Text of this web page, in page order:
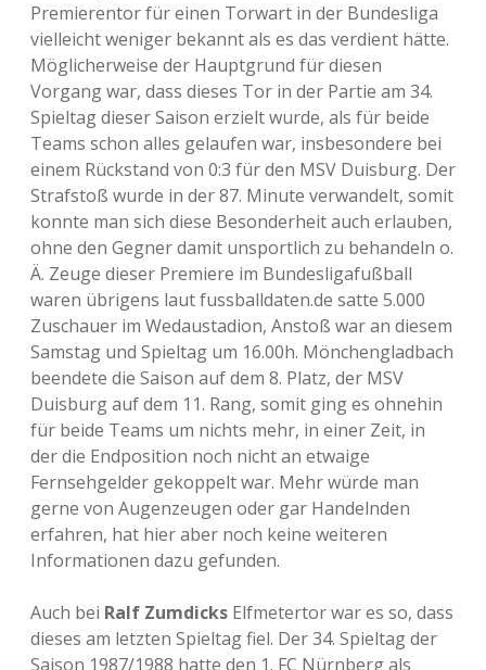
Premierentor für einen Torwart in der Bundesliga
vielleicht weniger bekannt als es das verdient hätte.
Möglicherweise der Hauptgrund für diesen
Vorgang war, dass dieses Tor in der Partie am 34.
Spieltag dieser Saison erzielt wurde, als für beide
Teams schon alles gelaufen war, insbesondere bei
einem Rückstand von 0:3 für den MSV Duisburg. Der
Strafstoß wurde in der 87. Minute verwandelt, somit
konnte man sich diese Besonderheit auch erlauben,
ohne den Gegner damit unsportlich zu behandeln o.
Ä. Zeuge dieser Premiere im Bundesligafußball
waren übrigens laut fussballdaten.de satte 5.000
Zuschauer im Wedaustadion, Anstoß war an diesem
Samstag und Spieltag um 16.00h. Mönchengladbach
beendete die Saison auf dem 8. Platz, der MSV
Duisburg auf dem 11. Rang, somit ging es ohnehin
für beide Teams um nichts mehr, in einer Zeit, in
der die Endposition noch nicht an etwaige
Fernsehgelder gekoppelt war. Mehr würde man
gerne von Augenzeugen oder gar Handelnden
erfahren, hat hier aber noch keine weiteren
Informationen dazu gefunden.
Auch bei Ralf Zumdicks Elfmetertor war es so, dass
dieses am letzten Spieltag fiel. Der 34. Spieltag der
Saison 1987/1988 hatte den 1. FC Nürnberg als